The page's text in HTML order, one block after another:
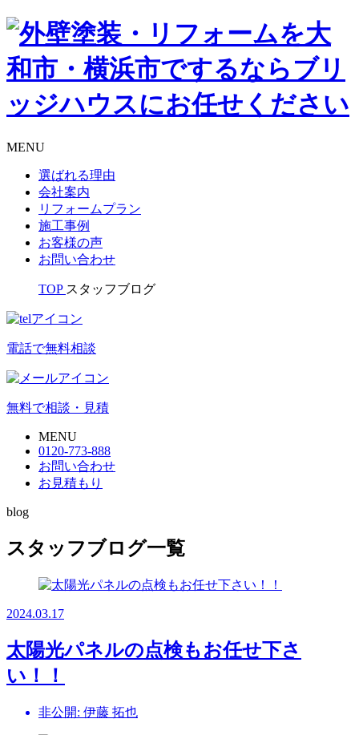
MENU
選ばれる理由
会社案内
リフォームプラン
施工事例
お客様の声
お問い合わせ
TOP スタッフブログ
電話で無料相談
無料で相談・見積
MENU
0120-773-888
お問い合わせ
お見積もり
blog
スタッフブログ一覧
2024.03.17
太陽光パネルの点検もお任せ下さ
い！！
非公開: 伊藤 拓也